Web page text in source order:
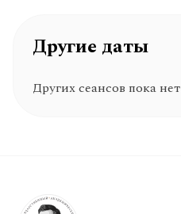
Другие даты
Других сеансов пока нет